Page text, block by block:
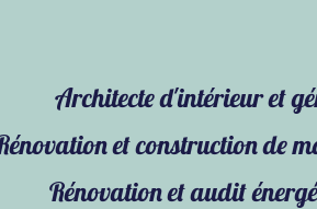
Architecte d'intérieur et
et construction de
Rénovation et audit